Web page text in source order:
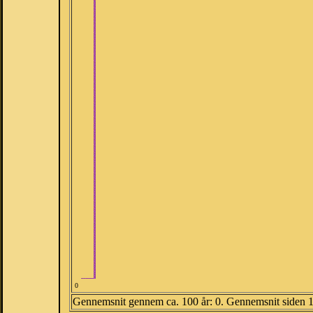
0
Gennemsnit gennem ca. 100 år: 0. Gennemsnit siden